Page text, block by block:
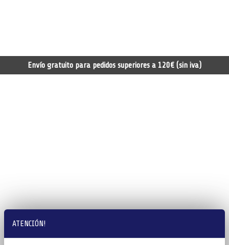
ATENCIÓN!
Envío gratuito para pedidos superiores a 120€ (sin iva)